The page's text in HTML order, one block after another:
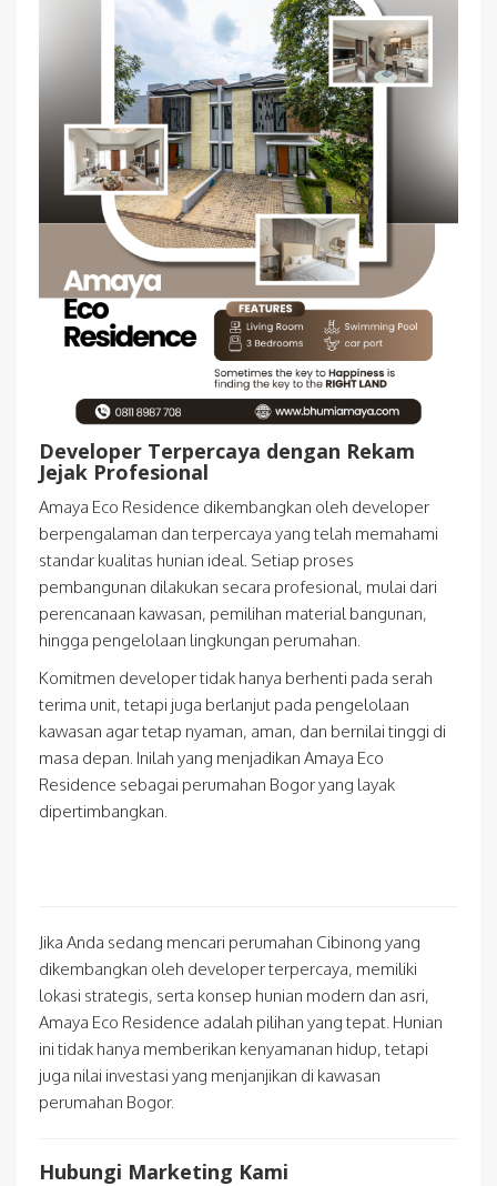
Developer Terpercaya dengan Rekam
Jejak Profesional
Amaya Eco Residence dikembangkan oleh developer
berpengalaman dan terpercaya yang telah memahami
standar kualitas hunian ideal. Setiap proses
pembangunan dilakukan secara profesional, mulai dari
perencanaan kawasan, pemilihan material bangunan,
hingga pengelolaan lingkungan perumahan.
Komitmen developer tidak hanya berhenti pada serah
terima unit, tetapi juga berlanjut pada pengelolaan
kawasan agar tetap nyaman, aman, dan bernilai tinggi di
masa depan. Inilah yang menjadikan Amaya Eco
Residence sebagai perumahan Bogor yang layak
dipertimbangkan.
Jika Anda sedang mencari perumahan Cibinong yang
dikembangkan oleh developer terpercaya, memiliki
lokasi strategis, serta konsep hunian modern dan asri,
Amaya Eco Residence adalah pilihan yang tepat. Hunian
ini tidak hanya memberikan kenyamanan hidup, tetapi
juga nilai investasi yang menjanjikan di kawasan
perumahan Bogor.
Hubungi Marketing Kami